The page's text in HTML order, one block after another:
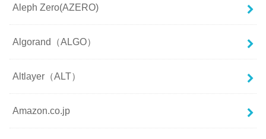
Aleph Zero(AZERO)
Algorand（ALGO）
Altlayer（ALT）
Amazon.co.jp